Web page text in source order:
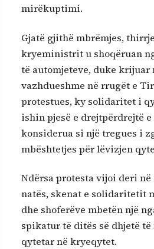
mirëkuptimi.
Gjatë gjithë mbrëmjes,
kryeministrit u shoqëruan
të automjeteve, duke krijuar
vazhdueshme në rrugët e
protestues, ky solidaritet i
ishin pjesë e drejtpërdrejtë
konsiderua si një tregues i
mbështetjes për lëvizjen
Ndërsa protesta vijoi deri në
natës, skenat e solidaritetit
dhe shoferëve mbetën një
spikatur të ditës së dhjetë
qytetar në kryeqytet.